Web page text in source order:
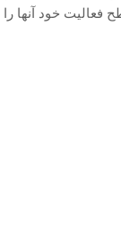
خود آنها را